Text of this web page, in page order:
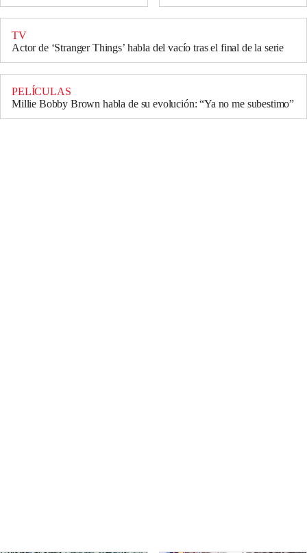
TV
Actor de ‘Stranger Things’ habla del vacío tras el final de la serie
PELÍCULAS
Millie Bobby Brown habla de su evolución: “Ya no me subestimo”